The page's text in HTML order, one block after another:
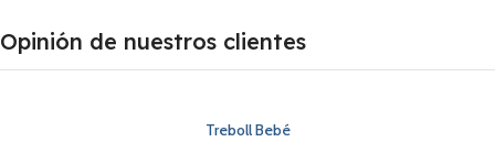
Opinión de nuestros clientes
Treboll Bebé